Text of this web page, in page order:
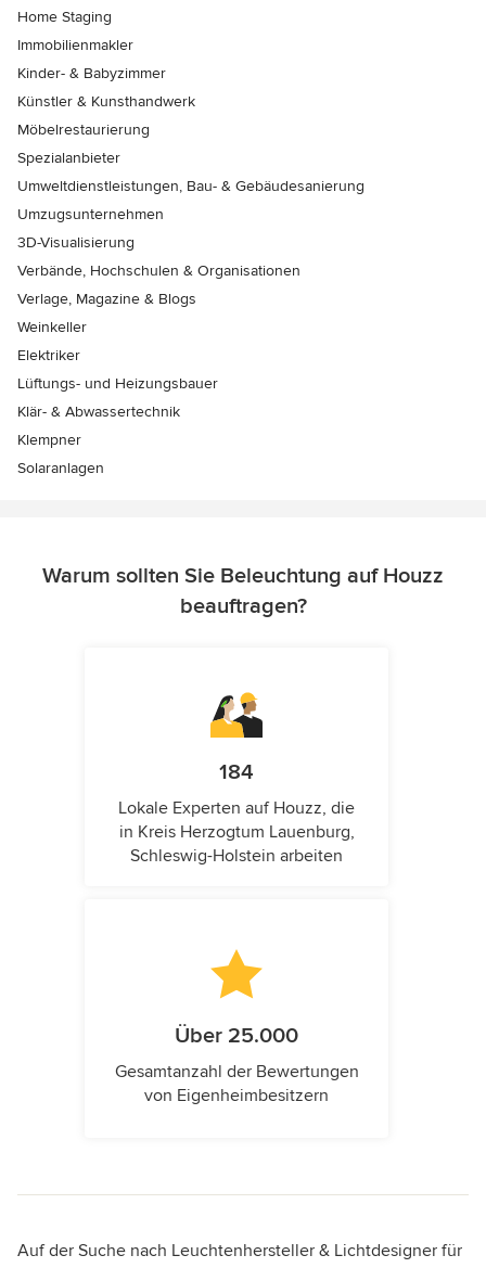
Home Staging
Immobilienmakler
Kinder- & Babyzimmer
Künstler & Kunsthandwerk
Möbelrestaurierung
Spezialanbieter
Umweltdienstleistungen, Bau- & Gebäudesanierung
Umzugsunternehmen
3D-Visualisierung
Verbände, Hochschulen & Organisationen
Verlage, Magazine & Blogs
Weinkeller
Elektriker
Lüftungs- und Heizungsbauer
Klär- & Abwassertechnik
Klempner
Solaranlagen
Warum sollten Sie Beleuchtung auf Houzz
beauftragen?
184
Lokale Experten auf Houzz, die
in Kreis Herzogtum Lauenburg,
Schleswig-Holstein arbeiten
Über 25.000
Gesamtanzahl der Bewertungen
von Eigenheimbesitzern
Auf der Suche nach Leuchtenhersteller & Lichtdesigner für